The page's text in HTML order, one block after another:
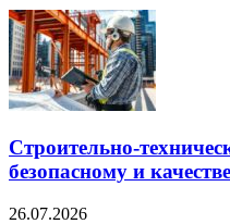
безопасному и
26.07.2026